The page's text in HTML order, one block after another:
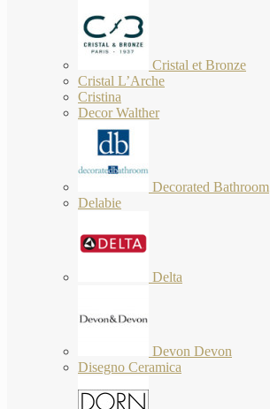
Cristal et Bronze
Cristal L’Arche
Cristina
Decor Walther
Decorated Bathroom
Delabie
Delta
Devon Devon
Disegno Ceramica